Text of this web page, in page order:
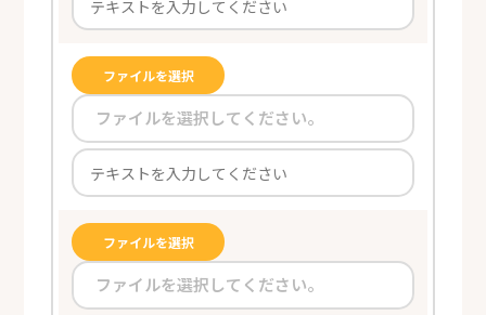
ファイルを選択
ファイルを選択してください。
ファイルを選択
ファイルを選択してください。